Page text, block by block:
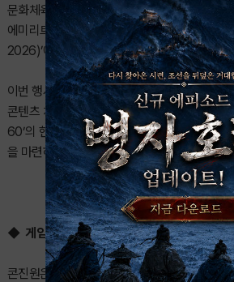
문화체육관광부와 한국콘텐츠진흥원은 지난
에미리트 두바이에서 열린 ‘두바이 게임엑스
2026)’에 참가해 ‘코리아 360’ 홍보관을 성공
이번 행사는 중동 지역 소비자와 게임·콘텐츠
콘텐츠 체험 기회를 확대하고, 두바이페스티벌
60’의 현지 인지도를 높여 콘텐츠와 연관 상품
을 마련하기 위해 추진됐다.
◆ 게임․가상현실(VR) 체험으로 K-콘텐츠 관
콘진원은 행사 기간 K-콘텐츠 체험 공간을 운